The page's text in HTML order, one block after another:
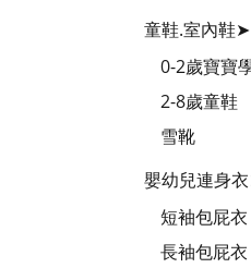
童鞋.室內鞋➤
0-2歲寶寶
2-8歲童鞋
雪靴
嬰幼兒連身
短袖包屁衣
長袖包屁衣